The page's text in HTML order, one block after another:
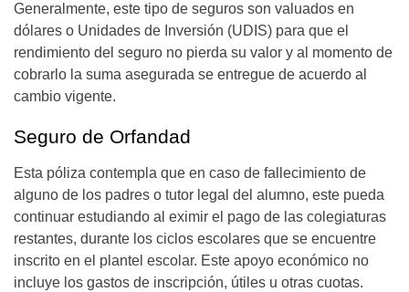
Generalmente, este tipo de seguros son valuados en
dólares o Unidades de Inversión (UDIS) para que el
rendimiento del seguro no pierda su valor y al momento de
cobrarlo la suma asegurada se entregue de acuerdo al
cambio vigente.
Seguro de Orfandad
Esta póliza contempla que en caso de fallecimiento de
alguno de los padres o tutor legal del alumno, este pueda
continuar estudiando al eximir el pago de las colegiaturas
restantes, durante los ciclos escolares que se encuentre
inscrito en el plantel escolar. Este apoyo económico no
incluye los gastos de inscripción, útiles u otras cuotas.